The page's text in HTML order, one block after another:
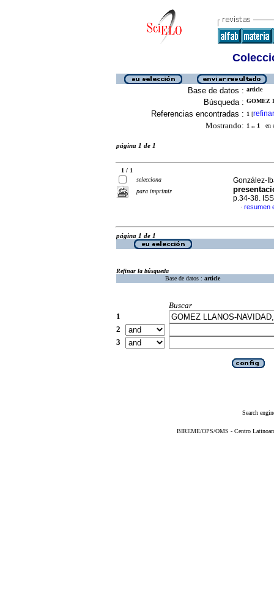
Base de datos : article
Búsqueda : GOMEZ
Referencias encontradas : 1 [refinar
Mostrando: 1 .. 1 en
página 1 de 1
1 / 1
selecciona
para imprimir
González-
p.34-38.
· resumen
página 1 de 1
Refinar la búsqueda
Base de datos : article
Buscar
1
2
3
Search
BIREME/OPS/OMS - Centro